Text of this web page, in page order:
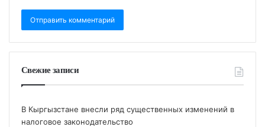
Свежие записи
В Кыргызстане внесли ряд существенных изменений в
налоговое законодательство